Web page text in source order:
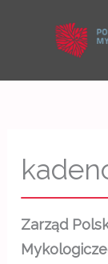
Zarząd